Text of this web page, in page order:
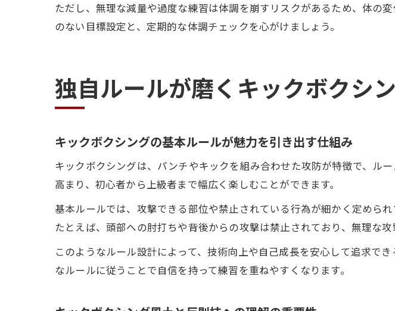
ただし、無理な減量や過度な練習は体調を崩すリスクがあるため、体の
のない目標設定と、定期的な体調チェックを心がけましょう。
独自ルールが磨くキックボクシ
キックボクシングの基本ルールが魅力を引き出す仕組み
キックボクシングは、パンチやキックを組み合わせた攻防が特徴で、ル
高まり、初心者から上級者まで幅広く楽しむことができます。
基本ルールでは、攻撃できる部位や禁止されている行為が細かく定めら
たとえば、頭部への肘打ちや背後からの攻撃は禁止されており、無理な攻
このようなルール設計によって、技術向上や自己成長を安心して追求で
なルールに従うことで自信を持って練習を重ねやすくなります。